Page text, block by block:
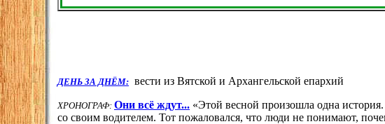
ДЕНЬ ЗА ДНЁМ: вести из Вятской и Архангельской епархий
ХРОНОГРАФ: Они всё ждут... «Этой весной произошла одна
со своим водителем. Тот пожаловался, что люди не понимают,